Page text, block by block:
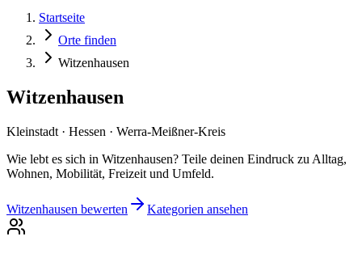
Startseite
Orte finden
Witzenhausen
Witzenhausen
Kleinstadt · Hessen · Werra-Meißner-Kreis
Wie lebt es sich in Witzenhausen? Teile deinen Eindruck zu Alltag,
Wohnen, Mobilität, Freizeit und Umfeld.
Witzenhausen bewerten Kategorien ansehen